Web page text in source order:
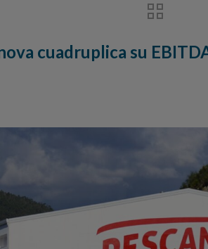
cuadruplica su